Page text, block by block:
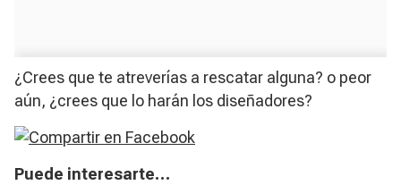
¿Crees que te atreverías a rescatar alguna? o peor
aún, ¿crees que lo harán los diseñadores?
Puede interesarte…